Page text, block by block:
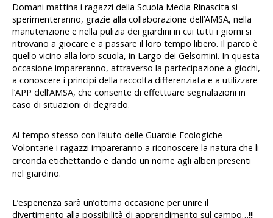
Domani mattina i ragazzi della Scuola Media Rinascita si
sperimenteranno, grazie alla collaborazione dell’AMSA, nella
manutenzione e nella pulizia dei giardini in cui tutti i giorni si
ritrovano a giocare e a passare il loro tempo libero. Il parco è
quello vicino alla loro scuola, in Largo dei Gelsomini. In questa
occasione impareranno, attraverso la partecipazione a giochi,
a conoscere i principi della raccolta differenziata e a utilizzare
l’APP dell’AMSA, che consente di effettuare segnalazioni in
caso di situazioni di degrado.
Al tempo stesso con l’aiuto delle Guardie Ecologiche
Volontarie i ragazzi impareranno a riconoscere la natura che li
circonda etichettando e dando un nome agli alberi presenti
nel giardino.
L’esperienza sarà un’ottima occasione per unire il
divertimento alla possibilità di apprendimento sul campo…!!!